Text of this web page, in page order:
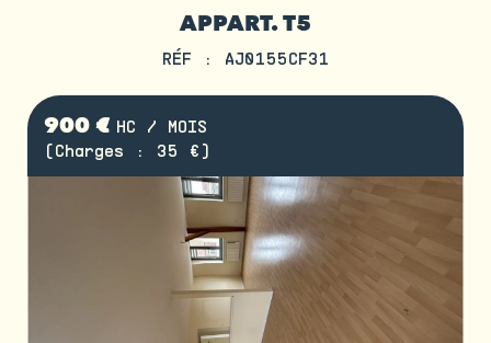
APPART. T5
RÉF : AJ0155CF31
900 € HC / MOIS
(Charges : 35 €)